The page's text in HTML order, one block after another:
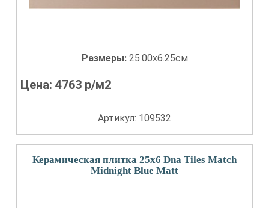
Размеры: 25.00x6.25см
Цена:4763 р/м2
Артикул: 109532
Керамическая плитка 25x6 Dna Tiles Match
Midnight Blue Matt